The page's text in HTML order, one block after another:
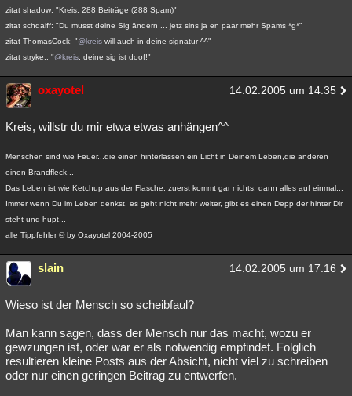
zitat shadow: "Kreis: 288 Beiträge (288 Spam)"
zitat schdaiff: "Du musst deine Sig ändern ... jetz sins ja en paar mehr Spams *g*"
zitat ThomasCock: "@kreis will auch in deine signatur ^^"
zitat stryke.: "@kreis , deine sig ist doof!"
oxayotel 14.02.2005 um 14:35
Kreis, willstr du mir etwa etwas anhängen^^
Menschen sind wie Feuer...die einen hinterlassen ein Licht in Deinem Leben,die anderen
einen Brandfleck...
Das Leben ist wie Ketchup aus der Flasche: zuerst kommt gar nichts, dann alles auf einmal...
Immer wenn Du im Leben denkst, es geht nicht mehr weiter, gibt es einen Depp der hinter Dir
steht und hupt...
alle Tippfehler © by Oxayotel 2004-2005
slain 14.02.2005 um 17:16
Wieso ist der Mensch so scheibfaul?
Man kann sagen, dass der Mensch nur das macht, wozu er
gewzungen ist, oder war er als notwendig empfindet. Folglich
resultieren kleine Posts aus der Absicht, nicht viel zu schreiben
oder nur einen geringen Beitrag zu entwerfen.